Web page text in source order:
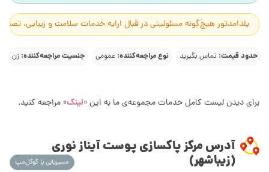
یلدامدتور هیچ‌گونه مسئولیتی در قبال ارایه خدمات سلامت و زیبایی،
حدود قیمت: تماس بگیرید نوع مراجعه‌کننده:عمومی جنسیت مراجعه‌کننده:زن
برای دیدن لیست کامل خدمات مجموعه‌ی ما به این «لینک» مراجعه کنید.
آدرس مرکز پاکسازی پوست آیناز نوری
(زیباشهر) مسیریابی با گوگل‌مپ